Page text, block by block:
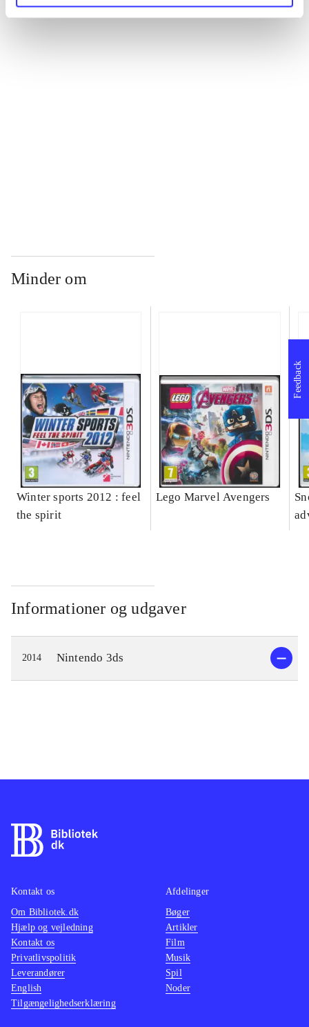
Minder om
Winter sports 2012 : feel
the spirit
Lego Marvel Avengers
Informationer og udgaver
2014 Nintendo 3ds
Feedback
Kontakt os
Om Bibliotek.dk
Hjælp og vejledning
Kontakt os
Privatlivspolitik
Leverandører
English
Tilgængelighedserklæring
Afdelinger
Bøger
Artikler
Film
Musik
Spil
Noder